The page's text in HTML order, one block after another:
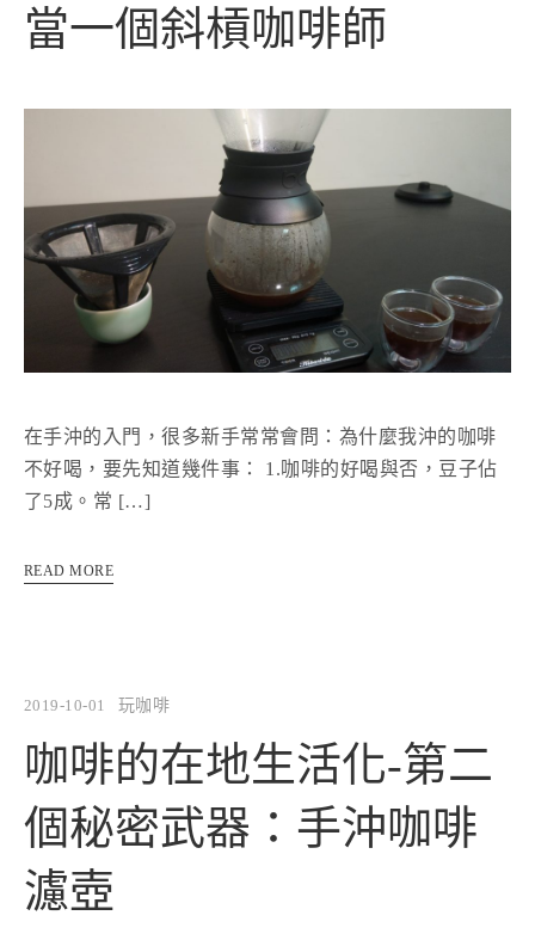
當一個斜槓咖啡師
在手沖的入門，很多新手常常會問：為什麼我沖的咖啡
不好喝，要先知道幾件事： 1.咖啡的好喝與否，豆子佔
了5成。常 […]
READ MORE
2019-10-01 玩咖啡
咖啡的在地生活化-第二
個秘密武器：手沖咖啡
濾壺